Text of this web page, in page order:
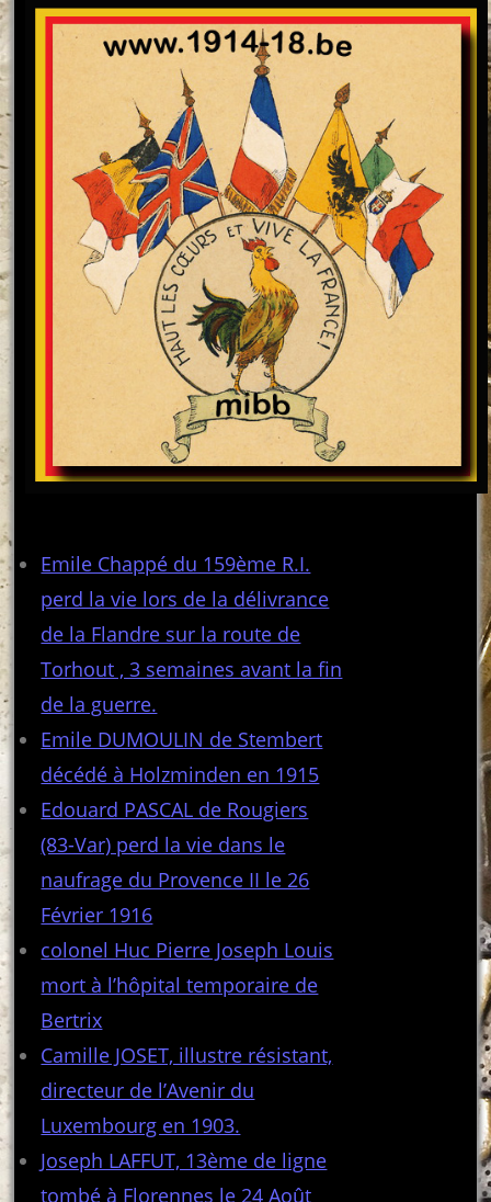
Emile Chappé du 159ème R.I.
perd la vie lors de la délivrance
de la Flandre sur la route de
Torhout , 3 semaines avant la fin
de la guerre.
Emile DUMOULIN de Stembert
décédé à Holzminden en 1915
Edouard PASCAL de Rougiers
(83-Var) perd la vie dans le
naufrage du Provence II le 26
Février 1916
colonel Huc Pierre Joseph Louis
mort à l’hôpital temporaire de
Bertrix
Camille JOSET, illustre résistant,
directeur de l’Avenir du
Luxembourg en 1903.
Joseph LAFFUT, 13ème de ligne
tombé à Florennes le 24 Août